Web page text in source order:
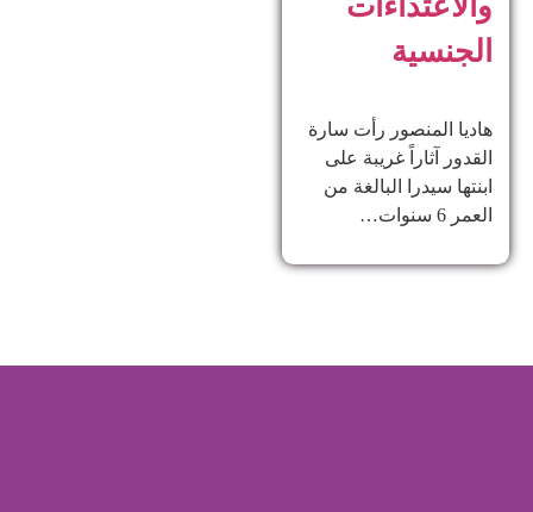
الجنسية
هاديا المنصور رأت سارة
القدور آثاراً غريبة على
ابنتها سيدرا البالغة من
العمر 6 سنوات…